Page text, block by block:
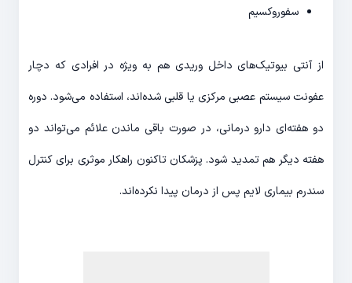
سفوروکسیم
از آنتی بیوتیک‌های داخل وریدی هم به ویژه در افرادی که دچار
عفونت سیستم عصبی مرکزی یا قلبی شده‌اند، استفاده می‌شود. دوره
دو هفته‌ای دارو درمانی، در صورت باقی ماندن علائم می‌تواند دو
هفته دیگر هم تمدید شود. پزشکان تاکنون راهکار موثری برای کنترل
سندرم بیماری لایم پس از درمان پیدا نکرده‌اند.